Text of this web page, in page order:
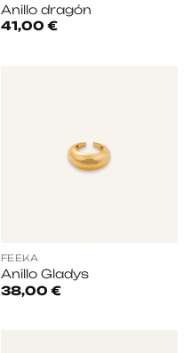
Anillo dragón
41,00 €
FEEKA
Anillo Gladys
38,00 €